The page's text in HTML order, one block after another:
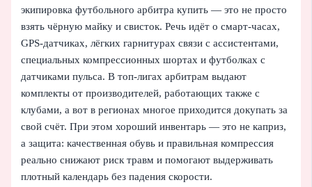
экипировка футбольного арбитра купить — это не просто
взять чёрную майку и свисток. Речь идёт о смарт-часах,
GPS‑датчиках, лёгких гарнитурах связи с ассистентами,
специальных компрессионных шортах и футболках с
датчиками пульса. В топ‑лигах арбитрам выдают
комплекты от производителей, работающих также с
клубами, а вот в регионах многое приходится докупать за
свой счёт. При этом хороший инвентарь — это не каприз,
а защита: качественная обувь и правильная компрессия
реально снижают риск травм и помогают выдерживать
плотный календарь без падения скорости.